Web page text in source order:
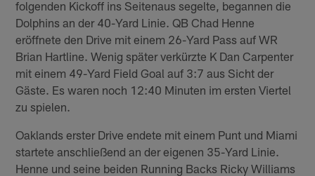
folgenden Kickoff ins Seitenaus segelte, begannen die
Dolphins an der 40-Yard Linie. QB Chad Henne
eröffnete den Drive mit einem 26-Yard Pass auf WR
Brian Hartline. Wenig später verkürzte K Dan Carpenter
mit einem 49-Yard Field Goal auf 3:7 aus Sicht der
Gäste. Es waren noch 12:40 Minuten im ersten Viertel
zu spielen.
Oaklands erster Drive endete mit einem Punt und Miami
startete anschließend an der eigenen 35-Yard Linie.
Henne und seine beiden Running Backs Ricky Williams